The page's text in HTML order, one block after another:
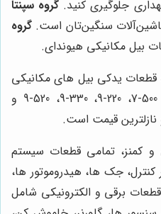
جلوگیری کنید. گروه سپنتا
سنگین‌تان است. گروه
بیل مکانیکی هیوندای.
قطعات یدکی بیل های مکانیکی
هیوندای 210-7، 220-7، 320-7، 500-7، 220-9، 330-9، 520-9 و
و کمنز، تمامی قطعات سیستم
جک ها، هیدروموتور ها،
برقی و الکترونیکی شامل